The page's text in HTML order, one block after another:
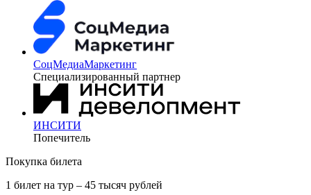
СоцМедиаМаркетинг
Специализированный партнер
ИНСИТИ
Попечитель
Покупка билета
1 билет на тур – 45 тысяч рублей